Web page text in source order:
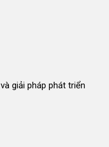
giải pháp phát triển